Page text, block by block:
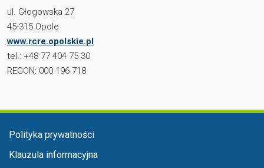
ul. Głogowska 27
45-315 Opole
www.rcre.opolskie.pl
tel.: +48 77 404 75 30
REGON: 000 196 718
Menu stopka
Polityka prywatności
Klauzula informacyjna